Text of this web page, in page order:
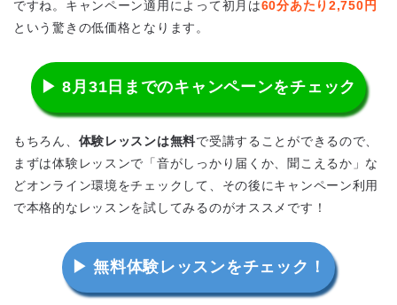
ですね。キャンペーン適用によって初月は60分あたり2,750円
という驚きの低価格となります。
▶ 8月31日までのキャンペーンをチェック
もちろん、 体験レッスンは無料で受講することができるので、
まずは体験レッスンで「音がしっかり届くか、聞こえるか」な
どオンライン環境をチェックして、その後にキャンペーン利用
で本格的なレッスンを試してみるのがオススメです！
▶ 無料体験レッスンをチェック！